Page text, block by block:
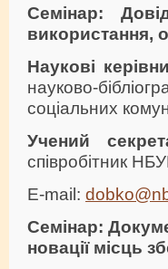
Семінар:
використання,
Наукові
науково-
соціальних
Учений
співробітник
E-mail:
Семінар:
новації місць